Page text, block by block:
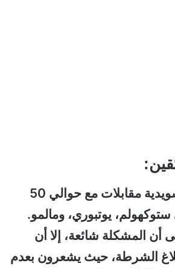
أجرت الإذاعة السويدية مقابلات مع حوالي 50
يوتبوري، ومالمو.
أن المشكلة شائعة، إلا أن
الشرطة، حيث يشعرون بعدم